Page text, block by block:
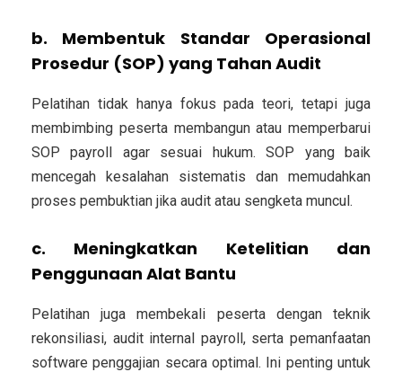
b. Membentuk Standar Operasional
Prosedur (SOP) yang Tahan Audit
Pelatihan tidak hanya fokus pada teori, tetapi juga
membimbing peserta membangun atau memperbarui
SOP payroll agar sesuai hukum. SOP yang baik
mencegah kesalahan sistematis dan memudahkan
proses pembuktian jika audit atau sengketa muncul.
c. Meningkatkan Ketelitian dan
Penggunaan Alat Bantu
Pelatihan juga membekali peserta dengan teknik
rekonsiliasi, audit internal payroll, serta pemanfaatan
software penggajian secara optimal. Ini penting untuk